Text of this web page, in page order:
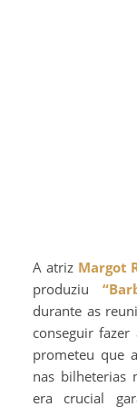
A atriz Margot
produziu
durante as
conseguir
prometeu que
nas bilheterias
era crucial